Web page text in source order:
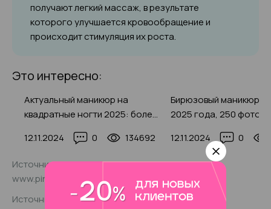
получают легкий массаж, в результате
которого улучшается кровообращение и
происходит стимуляция их роста.
Это интересно:
Актуальный маникюр на
квадратные ногти 2025: более
красивого дизайна
12.11.2024 0 134692
Бирюзовый маникюр:
2025 года, 250 фото
12.11.2024 0
Источник фото:
www.pinterest.de/pin/614459942917256034/
Источник фото: www.shutterstock.com/ru/